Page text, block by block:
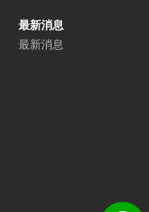
最新消息
最新消息